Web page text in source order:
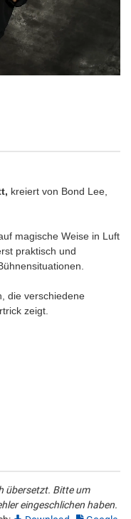
kreiert von Bond Lee,
magische Weise in Luft
praktisch und
die verschiedene
zeigt.
übersetzt. Bitte um
eingeschlichen haben.